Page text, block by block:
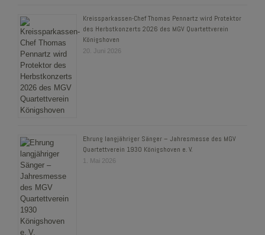
Kreissparkassen-Chef Thomas Pennartz wird Protektor
des Herbstkonzerts 2026 des MGV Quartettverein
Königshoven
20. Juni 2026
Ehrung langjähriger Sänger – Jahresmesse des MGV
Quartettverein 1930 Königshoven e. V.
1. Mai 2026